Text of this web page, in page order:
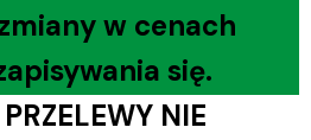
w cenach
się.
NIE